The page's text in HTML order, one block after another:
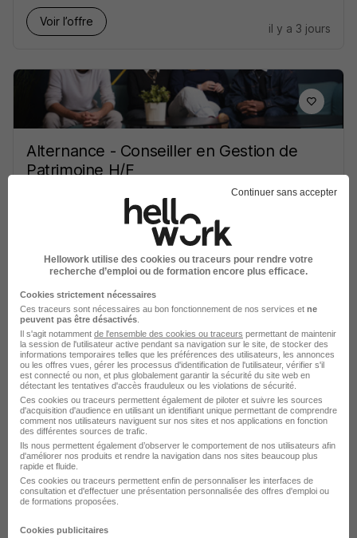
Voir l’offre
il y a 3 jours
Alternance - Conseiller en Gestion de
Patrimoine H/F
Port-en-Bessin-Huppain - 14
Alternance
24 mois
Voir l’offre
Alternance - Conseiller en Gestion de
Patrimoine H/F
Groupe Ecofac
Ouistreham - 14 Alternance
492 - 1 823 € / mois
Continuer sans accepter
Hellowork utilise des cookies ou traceurs pour rendre votre
recherche d’emploi ou de formation encore plus efficace.
Cookies strictement nécessaires
Ces traceurs sont nécessaires au bon fonctionnement de nos services et ne
peuvent pas être désactivés
Il s'agit notamment de l'ensemble des cookies ou traceurs permettant de maintenir
la session de l'utilisateur active pendant sa navigation sur le site, de stocker des
informations temporaires telles que les préférences des utilisateurs, les annonces
ou les offres vues, gérer les processus d'identification de l'utilisateur, vérifier s'il
est connecté ou non, et plus globalement garantir la sécurité du site web en
détectant les tentatives d'accès frauduleux ou les violations de sécurité.
Ces cookies ou traceurs permettent également de piloter et suivre les sources
d'acquisition d'audience en utilisant un identifiant unique permettant de comprendre
comment nos utilisateurs naviguent sur nos sites et nos applications en fonction
des différentes sources de trafic.
Ils nous permettent également d’observer le comportement de nos utilisateurs afin
d'améliorer nos produits et rendre la navigation dans nos sites beaucoup plus
rapide et fluide.
Ces cookies ou traceurs permettent enfin de personnaliser les interfaces de
consultation et d'effectuer une présentation personnalisée des offres d'emploi ou
de formations proposées.
Cookies publicitaires